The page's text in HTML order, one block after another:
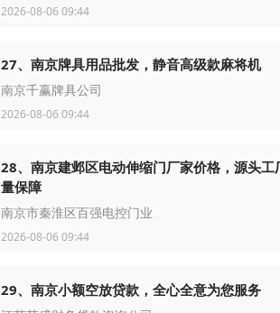
2026-08-06 09:44
27、南京牌具用品批发，静音高级款麻将机
南京千赢牌具公司
2026-08-06 09:44
28、南京建邺区电动伸缩门厂家价格，源头工
量保障
南京市秦淮区百强电控门业
2026-08-06 09:44
29、南京小额空放贷款，全心全意为您服务